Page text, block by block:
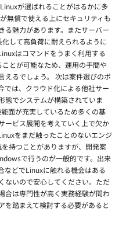
が選ばれることがはるかに多
無償で使える上にセキュリティも
る魅力があります。またサーバー
して高負荷に耐えられるように
はコマンドをうまく利用する
とが可能なため、運用の手間や
えるでしょう。 次は案件選びのポ
では、クラウド化による他社サー
態でシステムが構築されていま
面が充実しているため多くの基
ービス展開を考えていく上で欠か
をまだ触ったことのないエンジ
持つことがありますが、開発案
で行うのが一般的です。出来
などでLinuxに触れる機会はある
ないので安心してください。ただ
合は専門性が高く実務経験が問わ
を踏まえて検討する必要があると